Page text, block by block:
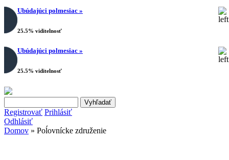
Ubúdajúci polmesiac »
25.5% viditelnosť
Ubúdajúci polmesiac »
25.5% viditelnosť
Vyhľadávanie
Registrovať Prihlásiť
Odhlásiť
Domov » Poĺovnícke združenie